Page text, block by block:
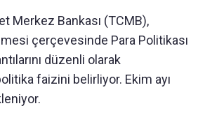
Merkez Bankası (TCMB),
çerçevesinde Para Politikası
düzenli olarak
faizini belirliyor. Ekim ayı